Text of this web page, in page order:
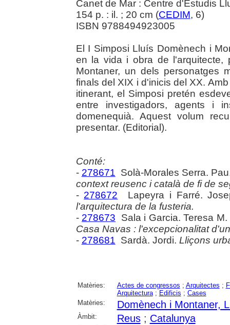
Canet de Mar : Centre d'Estudis
154 p. : il. ; 20 cm (CEDIM, 6)
ISBN 9788494923005
El I Simposi Lluís Domènech i
en la vida i obra de l'arquitecte,
Montaner, un dels personatges
finals del XIX i d'inicis del XX.
itinerant, el Simposi pretén
entre investigadors, agents i
domenequià. Aquest volum
presentar. (Editorial).
Conté:
- 278671 Solà-Morales Serra.
context reusenc i català de fi de
- 278672 Lapeyra i Farré.
l'arquitectura de la fusteria.
- 278673 Sala i Garcia. Teresa M.
Casa Navas : l'excepcionalitat
- 278681 Sardà. Jordi. Lliçons
Matèries: Actes de congressos ; Arquitectes ;
Arquitectura; Edificis ; Cases
Matèries:
Domènech i Montaner,
Àmbit: Reus; Catalunya